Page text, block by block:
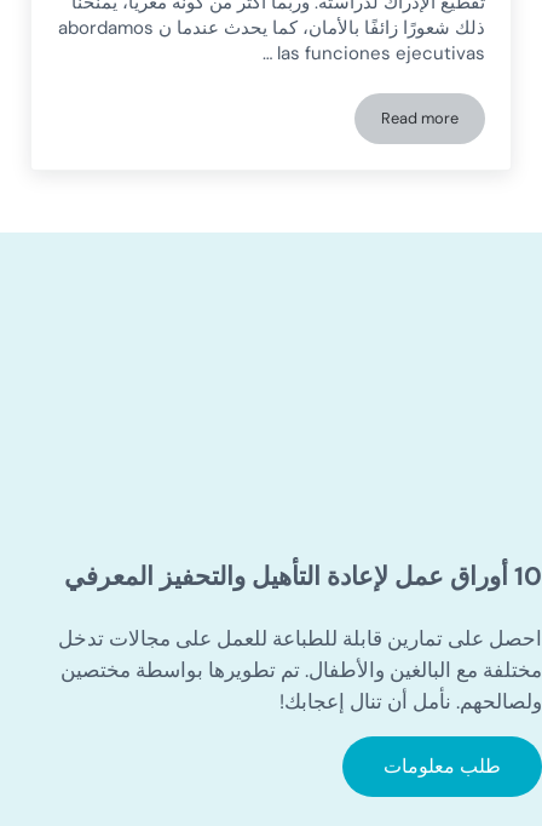
ذلك شعورًا زائفًا بالأمان، كما يحدث عندما ن abordamos
las funciones ejecutivas …
Read moreاضطراب التعلم غير اللفظي
10 أوراق عمل لإعادة التأهيل والتحفيز المعرفي
احصل على تمارين قابلة للطباعة للعمل على مجالات تدخل
مختلفة مع البالغين والأطفال. تم تطويرها بواسطة مختصين
ولصالحهم. نأمل أن تنال إعجابك!
طلب معلومات